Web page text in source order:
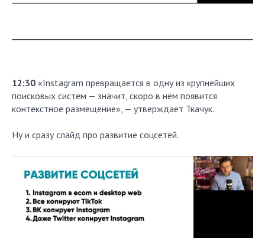
12:30 «Instagram превращается в одну из крупнейших
поисковых систем — значит, скоро в нём появится
контекстное размещение», — утверждает Ткачук.
Ну и сразу слайд про развитие соцсетей.